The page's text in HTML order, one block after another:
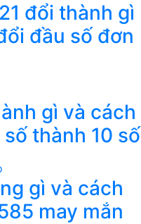
đổi thành gì
đầu số đơn
gì và cách
thành 10 số
gì và cách
may mắn